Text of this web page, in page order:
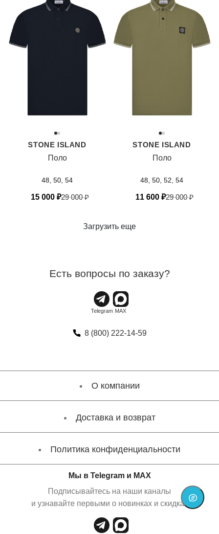
STONE ISLAND
Поло
48, 50, 54
15 000 ₽29 000₽
STONE ISLAND
Поло
48, 50, 52, 54
11 600 ₽29 000₽
Загрузить еще
Есть вопросы по заказу?
8 (800) 222-14-59
О компании
Доставка и возврат
Политика конфиденциальности
Мы в Telegram и MAX
Подписывайтесь на наши каналы
и узнавайте первыми о новинках и скидках